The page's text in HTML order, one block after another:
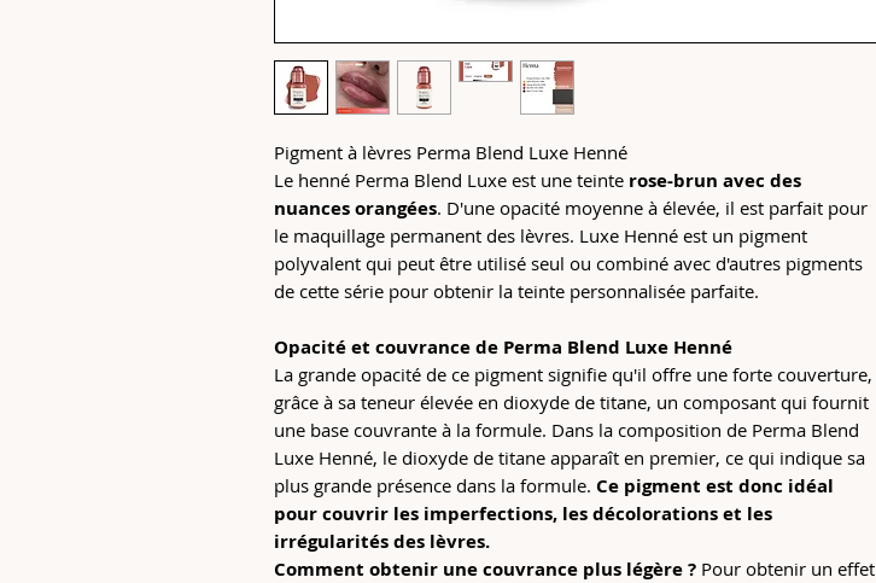
Pigment à lèvres Perma Blend Luxe Henné
Le henné Perma Blend Luxe est une teinte rose-brun avec des
nuances orangées. D'une opacité moyenne à élevée, il est parfait pour
le maquillage permanent des lèvres. Luxe Henné est un pigment
polyvalent qui peut être utilisé seul ou combiné avec d'autres pigments
de cette série pour obtenir la teinte personnalisée parfaite.
Opacité et couvrance de Perma Blend Luxe Henné
La grande opacité de ce pigment signifie qu'il offre une forte couverture,
grâce à sa teneur élevée en dioxyde de titane, un composant qui fournit
une base couvrante à la formule. Dans la composition de Perma Blend
Luxe Henné, le dioxyde de titane apparaît en premier, ce qui indique sa
plus grande présence dans la formule. Ce pigment est donc idéal
pour couvrir les imperfections, les décolorations et les
irrégularités des lèvres.
Comment obtenir une couvrance plus légère ? Pour obtenir un effet